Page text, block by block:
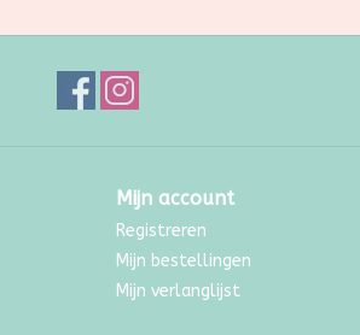
Mijn account
Registreren
Mijn bestellingen
Mijn verlanglijst